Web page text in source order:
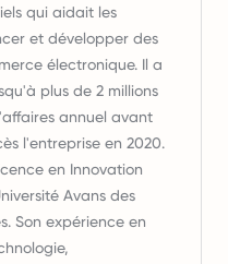
qui aidait les
et développer des
électronique. Il a
plus de 2 millions
annuel avant
l'entreprise en 2020.
en Innovation
Avans des
Son expérience en